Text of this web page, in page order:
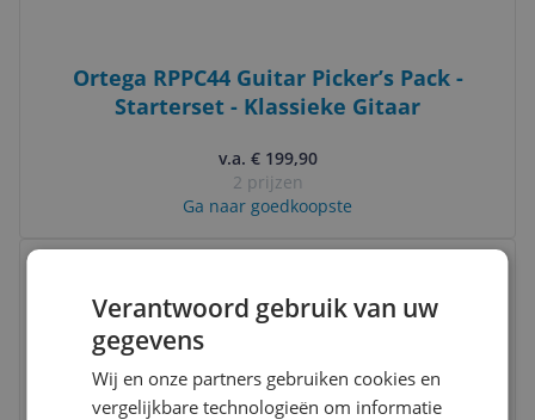
Ortega RPPC44 Guitar Picker’s Pack -
Starterset - Klassieke Gitaar
v.a. € 199,90
2 prijzen
Ga naar goedkoopste
Bekijk product
Verantwoord gebruik van uw
gegevens
Wij en onze partners gebruiken cookies en
vergelijkbare technologieën om informatie